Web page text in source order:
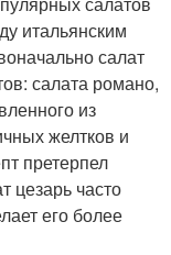
итальянским
салат
салата романо,
из
желтков и
претерпел
цезарь часто
его более